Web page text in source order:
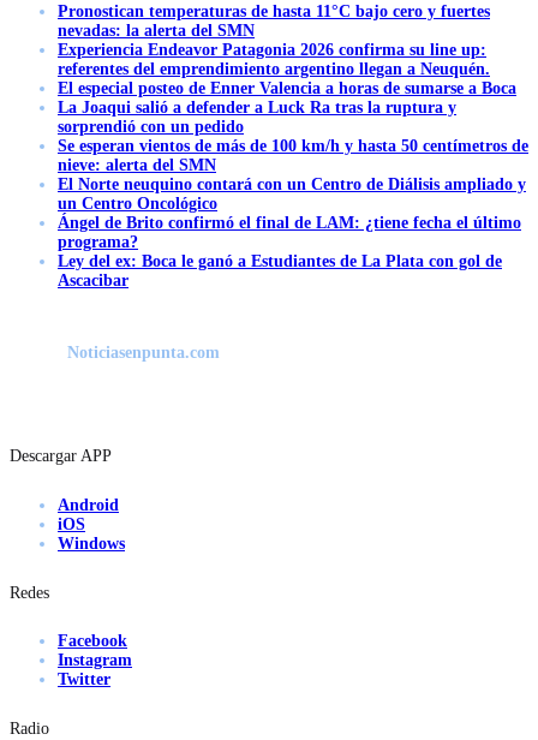
Pronostican temperaturas de hasta 11°C bajo cero y fuertes
nevadas: la alerta del SMN
Experiencia Endeavor Patagonia 2026 confirma su line up:
referentes del emprendimiento argentino llegan a Neuquén.
El especial posteo de Enner Valencia a horas de sumarse a Boca
La Joaqui salió a defender a Luck Ra tras la ruptura y
sorprendió con un pedido
Se esperan vientos de más de 100 km/h y hasta 50 centímetros de
nieve: alerta del SMN
El Norte neuquino contará con un Centro de Diálisis ampliado y
un Centro Oncológico
Ángel de Brito confirmó el final de LAM: ¿tiene fecha el último
programa?
Ley del ex: Boca le ganó a Estudiantes de La Plata con gol de
Ascacibar
Noticiasenpunta.com
Descargar APP
Android
iOS
Windows
Redes
Facebook
Instagram
Twitter
Radio